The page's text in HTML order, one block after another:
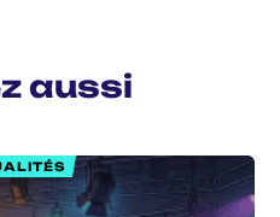
aussi